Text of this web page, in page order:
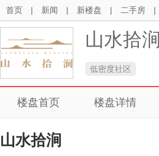
首页 | 新闻 | 新楼盘 | 二手房 |
山水拾涧
低密度社区
楼盘首页 楼盘详情
山水拾涧